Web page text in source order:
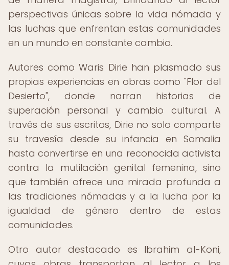
perspectivas únicas sobre la vida nómada y
las luchas que enfrentan estas comunidades
en un mundo en constante cambio.
Autores como Waris Dirie han plasmado sus
propias experiencias en obras como "Flor del
Desierto", donde narran historias de
superación personal y cambio cultural. A
través de sus escritos, Dirie no solo comparte
su travesía desde su infancia en Somalia
hasta convertirse en una reconocida activista
contra la mutilación genital femenina, sino
que también ofrece una mirada profunda a
las tradiciones nómadas y a la lucha por la
igualdad de género dentro de estas
comunidades.
Otro autor destacado es Ibrahim al-Koni,